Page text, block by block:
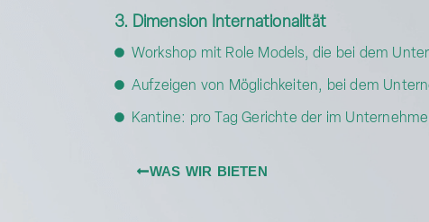
3. Dimension Internationalität
Workshop mit Role Models, die bei dem
Aufzeigen von Möglichkeiten, bei dem
Kantine: pro Tag Gerichte der im
WAS WIR BIETEN